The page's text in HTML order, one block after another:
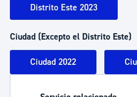
Distrito Este 2023
Ciudad (Excepto el Distrito Este)
Ciudad 2022